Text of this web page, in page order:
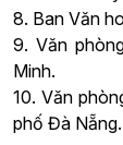
8. Ban Văn
9. Văn
Minh.
10. Văn
phố Đà Nẵng.